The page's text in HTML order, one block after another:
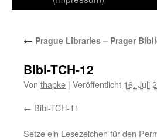
← Prague Libraries – Prager
Bibl-TCH-12
Von thapke | Veröffentlicht 16. Juli
Bibl-TCH-11
Setze ein Lesezeichen für den